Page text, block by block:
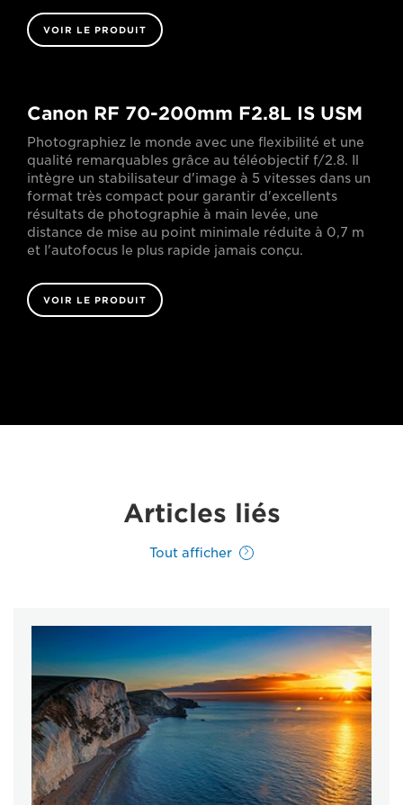
VOIR LE PRODUIT
Canon RF 70-200mm F2.8L IS USM
Photographiez le monde avec une flexibilité et une
qualité remarquables grâce au téléobjectif f/2.8. Il
intègre un stabilisateur d'image à 5 vitesses dans un
format très compact pour garantir d'excellents
résultats de photographie à main levée, une
distance de mise au point minimale réduite à 0,7 m
et l'autofocus le plus rapide jamais conçu.
VOIR LE PRODUIT
Articles liés
Tout afficher